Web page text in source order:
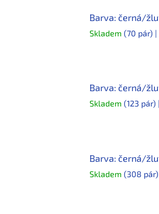
Barva: černá/
Skladem (70 pár)
Barva: černá/
Skladem (123 pár)
Barva: černá/
Skladem (308 pár)